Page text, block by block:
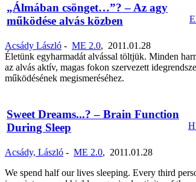
„Álmában csönget…”? – Az agy
működése alvás közben
Acsády László - ME 2.0, 2011.01.28
Életünk egyharmadát alvással töltjük. Minden
az alvás aktív, magas fokon szervezett
működésének megismeréséhez.
Sweet Dreams...? – Brain Function
During Sleep
Acsády, László - ME 2.0, 2011.01.28
We spend half our lives sleeping. Every third